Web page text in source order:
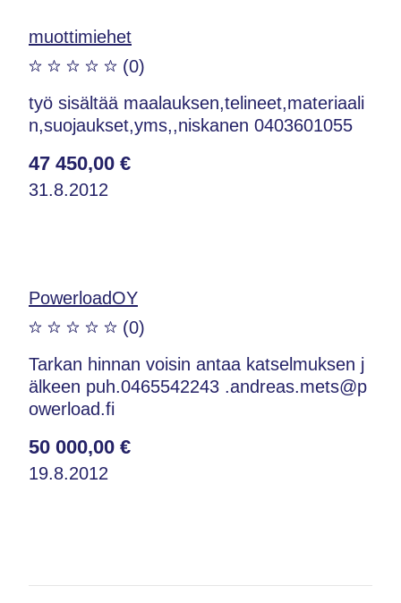
muottimiehet
(0)
työ sisältää maalauksen,telineet,materiaali
n,suojaukset,yms,,niskanen 0403601055
47 450,00 €
31.8.2012
PowerloadOY
(0)
Tarkan hinnan voisin antaa katselmuksen j
älkeen puh.0465542243 .andreas.mets@p
owerload.fi
50 000,00 €
19.8.2012